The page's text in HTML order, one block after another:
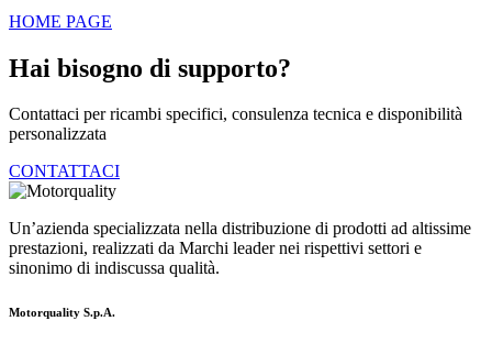
HOME PAGE
Hai bisogno di supporto?
Contattaci per ricambi specifici, consulenza tecnica e disponibilità
personalizzata
CONTATTACI
Un’azienda specializzata nella distribuzione di prodotti ad altissime
prestazioni, realizzati da Marchi leader nei rispettivi settori e
sinonimo di indiscussa qualità.
Motorquality S.p.A.